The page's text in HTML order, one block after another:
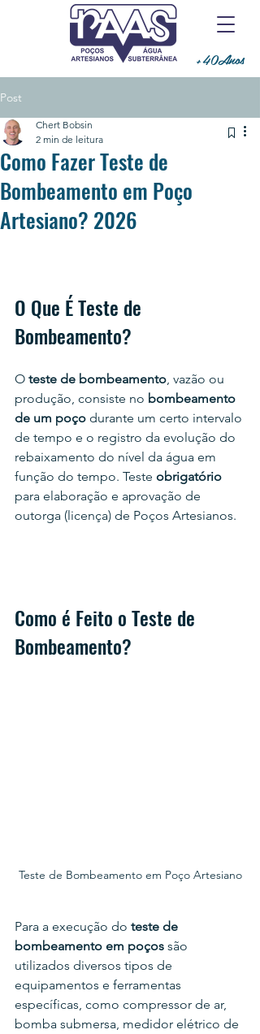
+40Anos
Post
Como Fazer Teste de
Bombeamento em Poço
Artesiano? 2026
Chert Bobsin
2 min de leitura
O Que É Teste de
Bombeamento?
O teste de bombeamento, vazão ou
produção, consiste no bombeamento
de um poço durante um certo intervalo
de tempo e o registro da evolução do
rebaixamento do nível da água em
função do tempo. Teste obrigatório
para elaboração e aprovação de
outorga (licença) de Poços Artesianos.
Como é Feito o Teste de
Bombeamento?
Teste de Bombeamento em Poço Artesiano
Para a execução do teste de
bombeamento em poços são
utilizados diversos tipos de
equipamentos e ferramentas
específicas, como compressor de ar,
bomba submersa, medidor elétrico de